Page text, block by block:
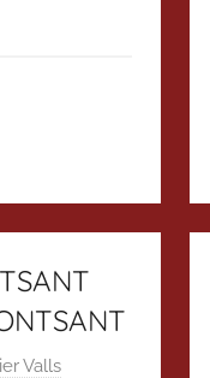
Valls